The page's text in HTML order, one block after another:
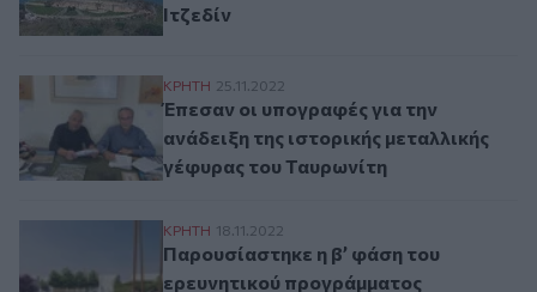
Ιτζεδίν
Έπεσαν οι υπογραφές για την ανάδειξη
ΚΡΗΤΗ 25.11.2022
Έπεσαν οι υπογραφές για την
ανάδειξη της ιστορικής μεταλλικής
γέφυρας του Ταυρωνίτη
Παρουσίαστηκε η β’ φάση του
ΚΡΗΤΗ 18.11.2022
Παρουσίαστηκε η β’ φάση του
ερευνητικού προγράμματος